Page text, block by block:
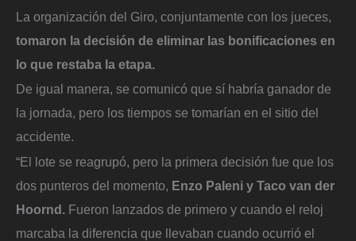
La organización del Giro, conjuntamente con los jueces,
tomaron la decisión de eliminar las bonificaciones en
lo que restaba la etapa.
De igual manera, se comunicó que sí habría ganador de
la jornada, pero los tiempos se tomarían en el sitio del
accidente.
“El lote se reagrupó, pero la primera decisión fue que los
dos punteros del momento, Enzo Paleni y Taco van der
Hoornd. Fueron lanzados de primero y cuando el reloj
marcaba la diferencia que llevaban cuando ocurrió el